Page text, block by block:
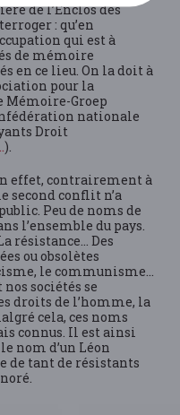
de l’Enclos des
: qu’en
qui est à
de mémoire
en ce lieu. On la doit à
pour la
Mémoire-Groep
nationale
Droit
).
effet, contrairement à
second conflit n’a
Peu de noms de
l’ensemble du pays.
résistance… Des
ou obsolètes
le communisme…
sociétés se
droits de l’homme, la
cela, ces noms
connus. Il est ainsi
nom d’un Léon
de tant de résistants